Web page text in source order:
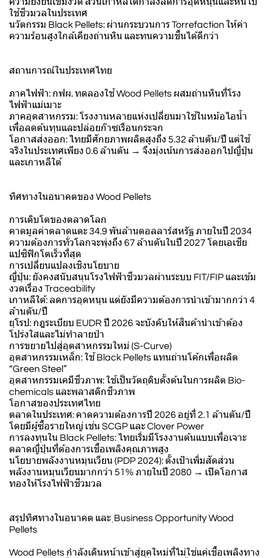
ใช้ชีวมวลในประเทศ
นวัตกรรม Black Pellets: ผ่านกระบวนการ Torrefaction ให้ค่า
ความร้อนสูงใกล้เคียงถ่านหิน และทนความชื้นได้ดีกว่า
สถานการณ์ในประเทศไทย
ภาคไฟฟ้า: กฟผ. ทดลองใช้ Wood Pellets ผสมถ่านหินที่โรง
ไฟฟ้าแม่เมาะ
ภาคอุตสาหกรรม: โรงงานหลายแห่งเปลี่ยนมาใช้ในหม้อไอน้ำ
เพื่อลดต้นทุนและปล่อยก๊าซเรือนกระจก
โอกาสส่งออก: ไทยมีศักยภาพผลิตสูงถึง 5.32 ล้านตัน/ปี แต่ใช้
จริงในประเทศเพียง 0.6 ล้านตัน → จึงมุ่งเน้นการส่งออกไปญี่ปุ่น
และเกาหลีใต้
ทิศทางในอนาคตของ Wood Pellets
การเติบโตของตลาดโลก
คาดมูลค่าตลาดแตะ 34.9 พันล้านดอลลาร์สหรัฐ ภายในปี 2034
ความต้องการทั่วโลกจะพุ่งถึง 67 ล้านตันในปี 2027 โดยเอเชีย
แปซิฟิกโตเร็วที่สุด
การเปลี่ยนแปลงเชิงนโยบาย
ญี่ปุ่น: ยังคงสนับสนุนโรงไฟฟ้าชีวมวลผ่านระบบ FIT/FIP และเข้ม
งวดเรื่อง Traceability
เกาหลีใต้: ลดการอุดหนุน แต่ยังมีความต้องการนำเข้ามากกว่า 4
ล้านตัน/ปี
ยุโรป: กฎระเบียบ EUDR ปี 2026 จะบังคับให้สินค้านำเข้าต้อง
โปร่งใสและไม่ทำลายป่า
การขยายไปสู่อุตสาหกรรมใหม่ (S-Curve)
อุตสาหกรรมเหล็ก: ใช้ Black Pellets แทนถ่านโค้กเพื่อผลิต
“Green Steel”
อุตสาหกรรมเคมีชีวภาพ: ใช้เป็นวัตถุดิบตั้งต้นในการผลิต Bio-
chemicals และพลาสติกชีวภาพ
โอกาสของประเทศไทย
ตลาดในประเทศ: คาดความต้องการปี 2026 อยู่ที่ 2.1 ล้านตัน/ปี
โดยมีผู้ซื้อรายใหญ่ เช่น SCGP และ Clover Power
การลงทุนใน Black Pellets: ไทยเริ่มมีโรงงานต้นแบบเพื่อเจาะ
ตลาดญี่ปุ่นที่ต้องการเชื้อเพลิงคุณภาพสูง
นโยบายพลังงานหมุนเวียน (PDP 2024): ตั้งเป้าเพิ่มสัดส่วน
พลังงานหมุนเวียนมากกว่า 51% ภายในปี 2080 → เปิดโอกาส
ทองให้โรงไฟฟ้าชีวมวล
สรุปทิศทางในอนาคต และ ฺฺBusiness Opportunity Wood
Pellets
Wood Pellets กำลังเดินหน้าเข้าสู่ยุคใหม่ที่ไม่ใช่แค่เชื้อเพลิงทาง